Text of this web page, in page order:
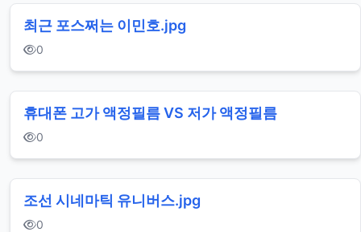
최근 포스쩌는 이민호.jpg
0
휴대폰 고가 액정필름 VS 저가 액정필름
0
조선 시네마틱 유니버스.jpg
0